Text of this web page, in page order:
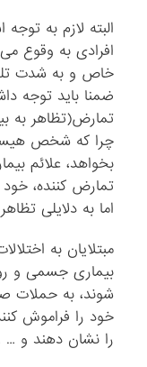
البته لازم به
افرادی به وقوع
خاص و به شدت
ضمنا باید توجه
تمارض(تظاهر به
چرا که شخص
بخواهد، علائم
تمارض کننده،
اما به دلایلی
مبتلایان به
بیماری جسمی و
شوند، به حملات
خود را فراموش
را نشان دهند و …